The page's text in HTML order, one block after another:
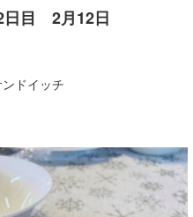
日目 2月12日
ドイッチ
to